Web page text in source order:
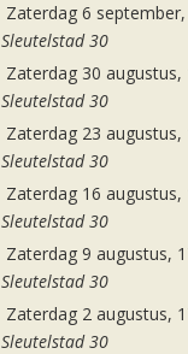
Zaterdag 6
Sleutelstad 30
Zaterdag 30 augustus,
Sleutelstad 30
Zaterdag 23 augustus,
Sleutelstad 30
Zaterdag 16 augustus,
Sleutelstad 30
Zaterdag 9 augustus,
Sleutelstad 30
Zaterdag 2 augustus,
Sleutelstad 30